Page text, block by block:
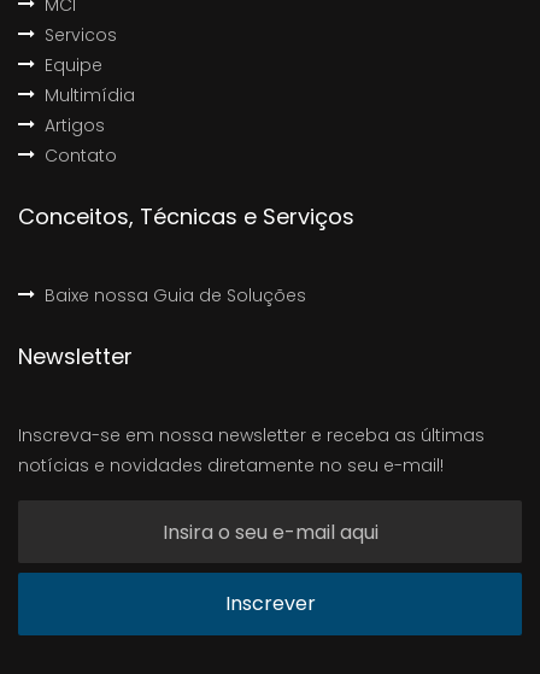
MCI
Servicos
Equipe
Multimídia
Artigos
Contato
Conceitos, Técnicas e Serviços
Baixe nossa Guia de Soluções
Newsletter
Inscreva-se em nossa newsletter e receba as últimas
notícias e novidades diretamente no seu e-mail!
Inscrever